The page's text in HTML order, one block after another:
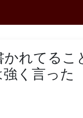
かれてる
く言った